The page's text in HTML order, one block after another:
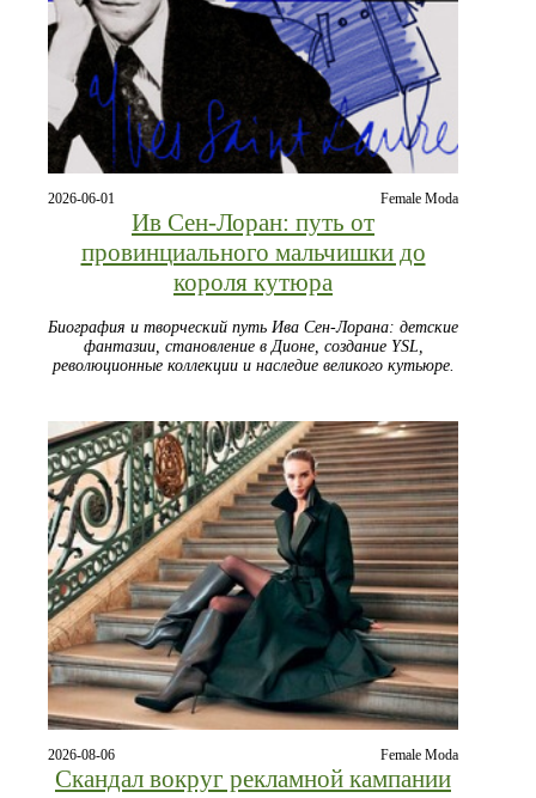
2026-06-01 Female Moda
Ив Сен-Лоран: путь от
провинциального мальчишки до
короля кутюра
Биография и творческий путь Ива Сен-Лорана: детские
фантазии, становление в Дионе, создание YSL,
революционные коллекции и наследие великого кутьюре.
2026-08-06 Female Moda
Скандал вокруг рекламной кампании